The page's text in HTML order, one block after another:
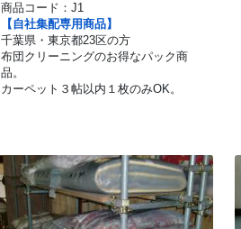
商品コード： J1
【自社集配専用商品】
千葉県・東京都23区の方
布団クリーニングのお得なパック商
品。
カーペット３帖以内１枚のみOK。